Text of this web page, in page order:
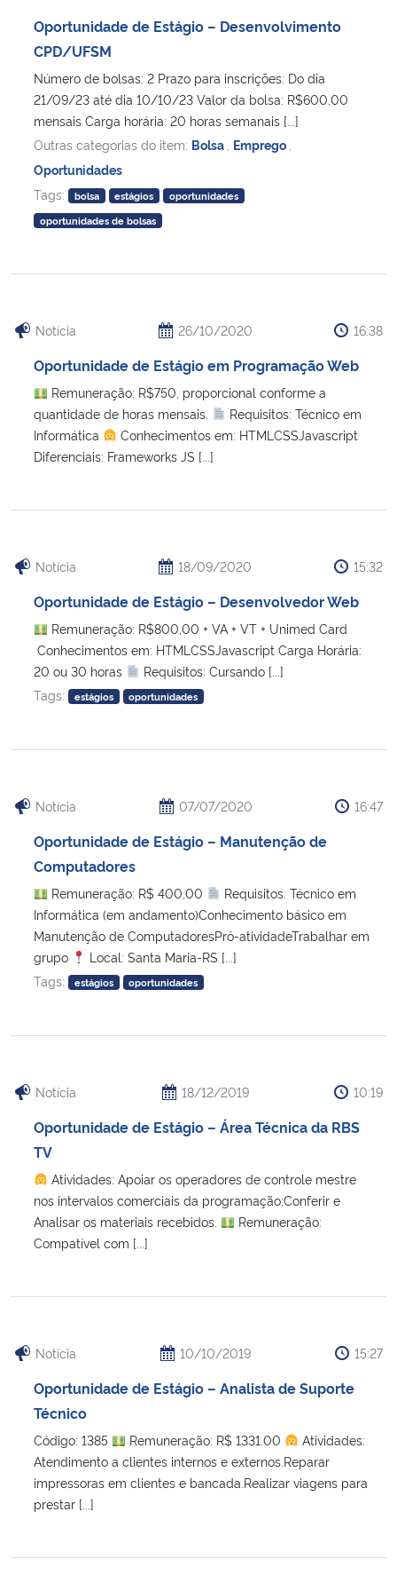
Ministério da Saúde
Ministério de Minas e Energia
Ministério da Ciência, Tecnologia, Inovações e Comunicações
Ministério do Meio Ambiente
Ministério da Mulher, da Família e dos Direitos Humanos
Secretaria-Geral
Advocacia-Geral da União
Banco Central do Brasil
Planalto
Oportunidade de Estágio – Desenvolvimento
CPD/UFSM
Número de bolsas: 2 Prazo para inscrições: Do dia
21/09/23 até dia 10/10/23 Valor da bolsa: R$600,00
mensais Carga horária: 20 horas semanais [...]
Outras categorias do item: Bolsa Emprego
Oportunidades
Tags:
bolsa estágios
oportunidades
oportunidades de bolsas
Notícia 26/10/2020 16:38
Oportunidade de Estágio em Programação Web
Remuneração: R$750, proporcional conforme a
quantidade de horas mensais.
Requisitos: Técnico em
Informática
Conhecimentos em: HTMLCSSJavascript
Diferenciais: Frameworks JS [...]
Notícia 18/09/2020 15:32
Oportunidade de Estágio – Desenvolvedor Web
Remuneração: R$800,00 + VA + VT + Unimed Card
Conhecimentos em: HTMLCSSJavascript Carga Horária:
20 ou 30 horas
Requisitos: Cursando [...]
Tags:
estágios oportunidades
Notícia 07/07/2020 16:47
Oportunidade de Estágio – Manutenção de
Computadores
Remuneração: R$ 400,00
Requisitos: Técnico em
Informática (em andamento)Conhecimento básico em
Manutenção de ComputadoresPró-atividadeTrabalhar em
grupo
Local: Santa Maria-RS [...]
Tags:
estágios oportunidades
Notícia 18/12/2019 10:19
Oportunidade de Estágio – Área Técnica da RBS
TV
Atividades: Apoiar os operadores de controle mestre
nos intervalos comerciais da programação;Conferir e
Analisar os materiais recebidos.
Remuneração:
Compatível com [...]
Notícia 10/10/2019 15:27
Oportunidade de Estágio – Analista de Suporte
Técnico
Código: 1385 Remuneração: R$ 1331.00
Atividades:
Atendimento a clientes internos e externos.Reparar
impressoras em clientes e bancada.Realizar viagens para
prestar [...]